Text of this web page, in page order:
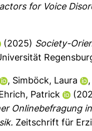
for Voice
(2025) Society-
, Simböck, Laura ,
Patrick
Onlinebefragung
Zeitschrift für